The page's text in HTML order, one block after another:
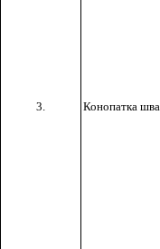
3. Конопатка